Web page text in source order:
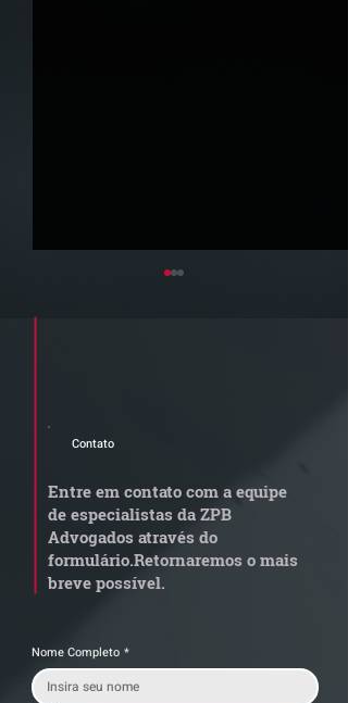
STJ admite
por penosidade e acende
alerta para
transportadoras
Contato
Entre em contato com a equipe
de especialistas da ZPB
Advogados através do
formulário.Retornaremos o mais
breve possível.
Nome Completo *